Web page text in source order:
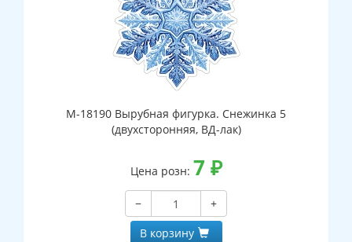
М-18190 Вырубная фигурка. Снежинка 5
(двухсторонняя, ВД-лак)
Цена розн: 7 ₽
−
+
В корзину